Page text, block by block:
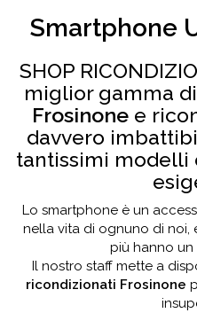
Smartphone
SHOP
miglior gamma di
Frosinonee
davvero
tantissimi modelli
Lo smartphone è un
nella vita di ognuno di noi,
più hanno
Il nostro staff mette a
ricondizionati Frosinone